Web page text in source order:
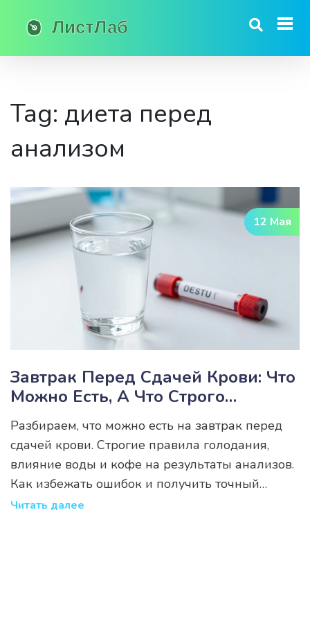
Tag: диета перед
анализом
12 Мая
Завтрак Перед Сдачей Крови: Что
Можно Есть, А Что Строго
Запрещено
Разбираем, что можно есть на завтрак перед
сдачей крови. Строгие правила голодания,
влияние воды и кофе на результаты анализов.
Как избежать ошибок и получить точный
диагноз.
Читать далее